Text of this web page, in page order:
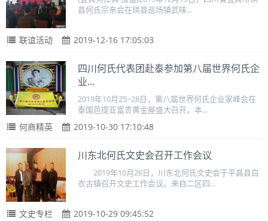
县何氏宗亲会在珙县巡场镇武味...
联谊活动 2019-12-16 17:05:03
四川何氏代表团赴泰参加第八届世界何氏企
业...
2019年10月25~28日，第八届世界何氏企业家峰会在
泰国芭提亚富贵黄金屋盛大召开。本...
何商精英 2019-10-30 17:10:48
川东北何氏文史会召开工作会议
2019年10月26日，川东北何氏文史会于平昌县白
衣古镇召开文史工作会议。来自二区四...
文史专栏 2019-10-29 09:45:52